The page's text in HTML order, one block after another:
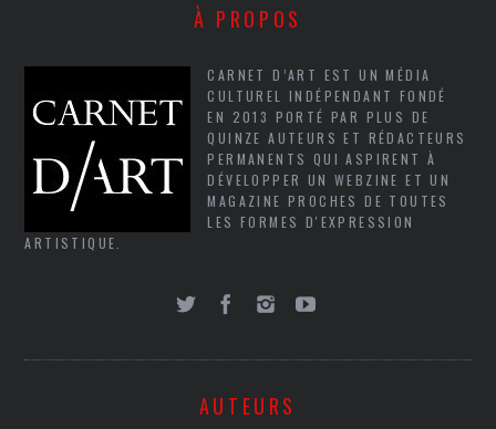
À PROPOS
CARNET D’ART EST UN MÉDIA
CULTUREL INDÉPENDANT FONDÉ
EN 2013 PORTÉ PAR PLUS DE
QUINZE AUTEURS ET RÉDACTEURS
PERMANENTS QUI ASPIRENT À
DÉVELOPPER UN WEBZINE ET UN
MAGAZINE PROCHES DE TOUTES
LES FORMES D'EXPRESSION
ARTISTIQUE.
AUTEURS